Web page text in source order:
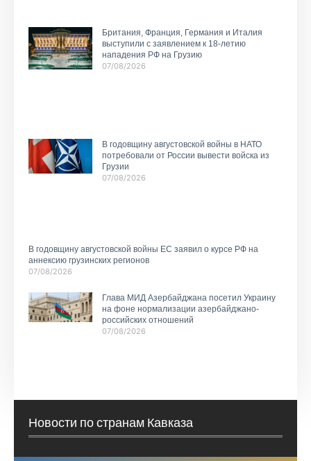
Британия, Франция, Германия и Италия
выступили с заявлением к 18-летию
нападения РФ на Грузию
07/08/2026
В годовщину августовской войны в НАТО
потребовали от России вывести войска из
Грузии
07/08/2026
В годовщину августовской войны ЕС заявил о курсе РФ на
аннексию грузинских регионов
07/08/2026
Глава МИД Азербайджана посетил Украину
на фоне нормализации азербайджано-
российских отношений
07/08/2026
Новости по странам Кавказа